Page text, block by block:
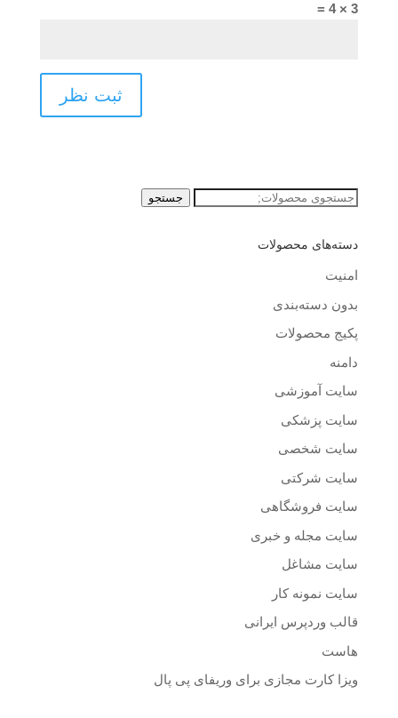
3 × 4 =
جستجو
جستجو
دسته‌های محصولات
امنیت
بدون دسته‌بندی
پکیج محصولات
دامنه
سایت آموزشی
سایت پزشکی
سایت شخصی
سایت شرکتی
سایت فروشگاهی
سایت مجله و خبری
سایت مشاغل
سایت نمونه کار
قالب وردپرس ایرانی
هاست
ویزا کارت مجازی برای وریفای پی پال